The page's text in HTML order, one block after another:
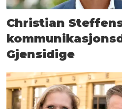
Christian
Gjensidige